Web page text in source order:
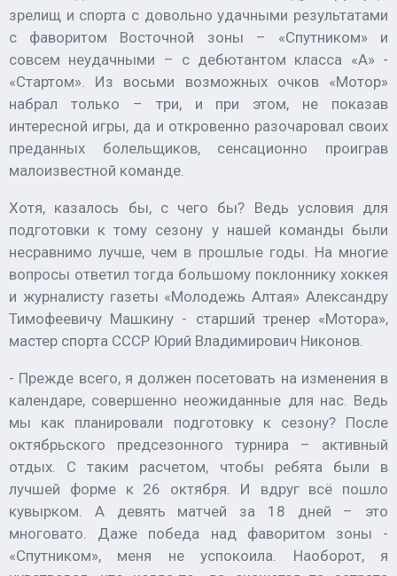
зрелищ и спорта с довольно удачными результатами
с фаворитом Восточной зоны – «Спутником» и
совсем неудачными – с дебютантом класса «А» -
«Стартом». Из восьми возможных очков «Мотор»
набрал только – три, и при этом, не показав
интересной игры, да и откровенно разочаровал своих
преданных болельщиков, сенсационно проиграв
малоизвестной команде.
Хотя, казалось бы, с чего бы? Ведь условия для
подготовки к тому сезону у нашей команды были
несравнимо лучше, чем в прошлые годы. На многие
вопросы ответил тогда большому поклоннику хоккея
и журналисту газеты «Молодежь Алтая» Александру
Тимофеевичу Машкину - старший тренер «Мотора»,
мастер спорта СССР Юрий Владимирович Никонов.
- Прежде всего, я должен посетовать на изменения в
календаре, совершенно неожиданные для нас. Ведь
мы как планировали подготовку к сезону? После
октябрьского предсезонного турнира – активный
отдых. С таким расчетом, чтобы ребята были в
лучшей форме к 26 октября. И вдруг всё пошло
кувырком. А девять матчей за 18 дней – это
многовато. Даже победа над фаворитом зоны -
«Спутником», меня не успокоила. Наоборот, я